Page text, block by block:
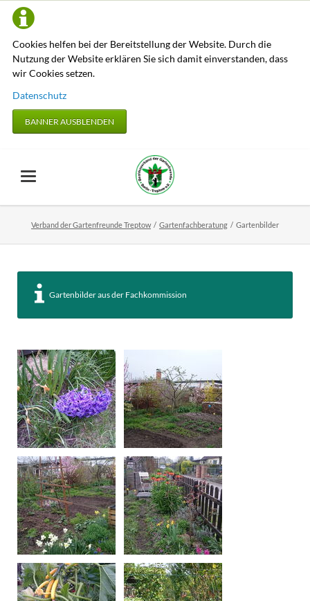
Cookies helfen bei der Bereitstellung der Website. Durch die
Nutzung der Website erklären Sie sich damit einverstanden, dass
wir Cookies setzen.
Datenschutz
BANNER AUSBLENDEN
Verband der Gartenfreunde Treptow Gartenfachberatung Gartenbilder
Gartenbilder aus der Fachkommission